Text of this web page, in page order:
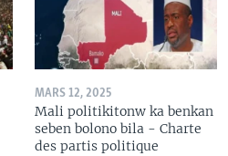
MARS 12, 2025
Mali politikitonw ka benkan
seben bolono bila - Charte
des partis politique